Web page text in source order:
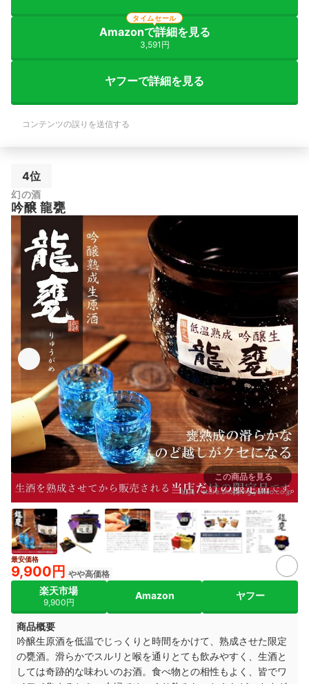
Amazonで詳細を見る
3,591円
タイムセール
ヤフーで詳細を見る
コンテンツの誤りを送信する
4位
幻の酒
吟醸 龍甕
この商品を見る
出典：store.shopping.yahoo.co.jp
最安価格
9,900円 やや高価格
楽天市場
9,900円
Amazon ヤフー
商品概要
吟醸生原酒を低温でじっくりと時間をかけて、熟成させた限定
の甕酒。滑らかでスルリと喉を通りとても飲みやすく、生酒と
しては奇跡的な味わいのお酒。食べ物との相性もよく、皆でワ